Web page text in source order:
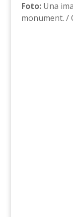
Foto:Una
monument. /